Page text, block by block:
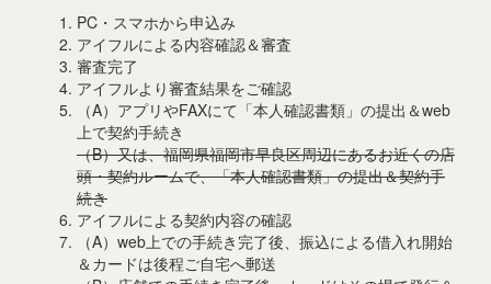
PC・スマホから申込み
アイフルによる内容確認＆審査
審査完了
アイフルより審査結果をご確認
（A）アプリやFAXにて「本人確認書類」の提出＆web
上で契約手続き
（B）又は、福岡県福岡市早良区周辺にあるお近くの店
頭・契約ルームで、「本人確認書類」の提出＆契約手
続き
アイフルによる契約内容の確認
（A）web上での手続き完了後、振込による借入れ開始
＆カードは後程ご自宅へ郵送